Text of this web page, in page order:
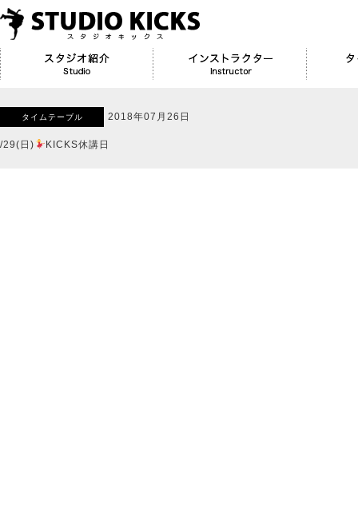
タイムテーブル 2018年07月26日
/29(日) KICKS休講日